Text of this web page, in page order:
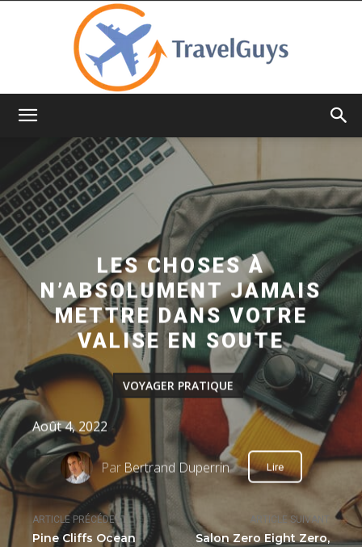
ARTICLE PRÉCÉDENT
Pine Cliffs Ocean
ARTICLE SUIVANT
Salon Zero Eight Zero,
LES CHOSES À
N’ABSOLUMENT JAMAIS
METTRE DANS VOTRE
VALISE EN SOUTE
VOYAGER PRATIQUE
Août 4, 2022
Par Bertrand Duperrin Lire